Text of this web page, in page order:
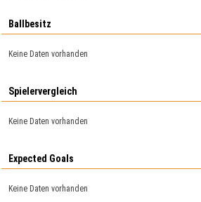
Ballbesitz
Keine Daten vorhanden
Spielervergleich
Keine Daten vorhanden
Expected Goals
Keine Daten vorhanden